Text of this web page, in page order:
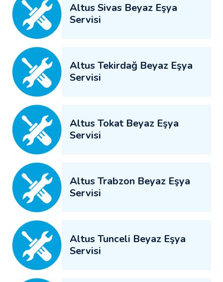
Altus Sivas Beyaz Eşya
Servisi
Altus Tekirdağ Beyaz Eşya
Servisi
Altus Tokat Beyaz Eşya
Servisi
Altus Trabzon Beyaz Eşya
Servisi
Altus Tunceli Beyaz Eşya
Servisi